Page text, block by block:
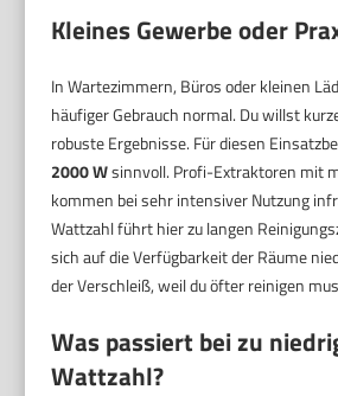
Kleines Gewerbe oder
In Wartezimmern, Büros oder kleinen
häufiger Gebrauch normal. Du willst
robuste Ergebnisse. Für diesen
2000 Wsinnvoll. Profi-Extraktoren mit
kommen bei sehr intensiver Nutzung
Wattzahl führt hier zu langen
sich auf die Verfügbarkeit der Räume
der Verschleiß, weil du öfter reinigen
Was passiert bei zu
Wattzahl?